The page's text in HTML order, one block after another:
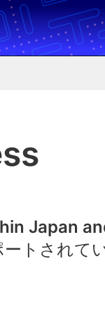
Japan
トされて